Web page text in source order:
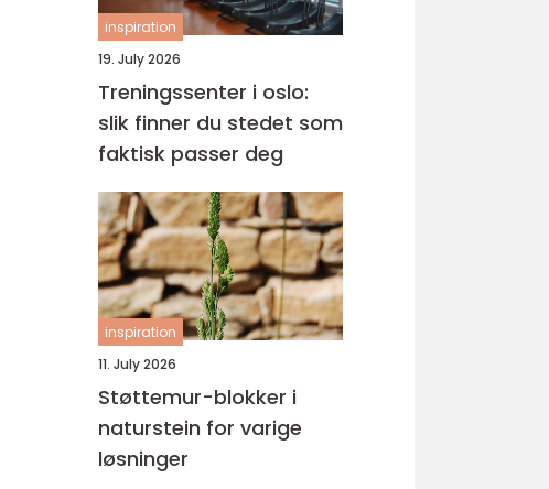
inspiration
19. July 2026
Treningssenter i oslo:
slik finner du stedet som
faktisk passer deg
inspiration
11. July 2026
Støttemur-blokker i
naturstein for varige
løsninger